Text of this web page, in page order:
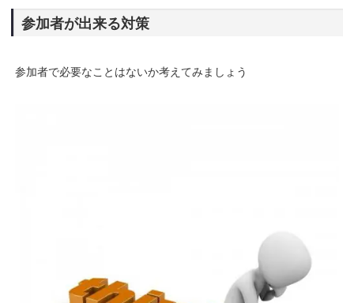
参加者が出来る対策
参加者で必要なことはないか考えてみましょう